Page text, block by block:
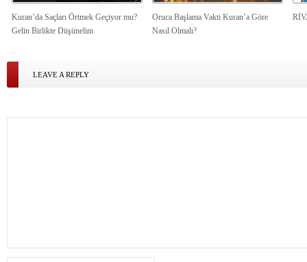
Kuran’da Saçları Örtmek Geçiyor mu?
Gelin Birlikte Düşünelim
Oruca Başlama Vakti Kuran’a Göre
Nasıl Olmalı?
LEAVE A REPLY